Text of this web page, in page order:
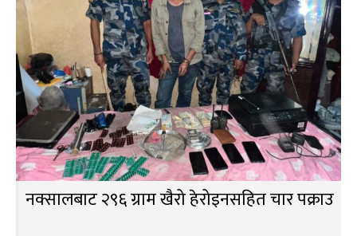
नक्सालबाट २९६ ग्राम खैरो हेरोइनसहित चार पक्राउ